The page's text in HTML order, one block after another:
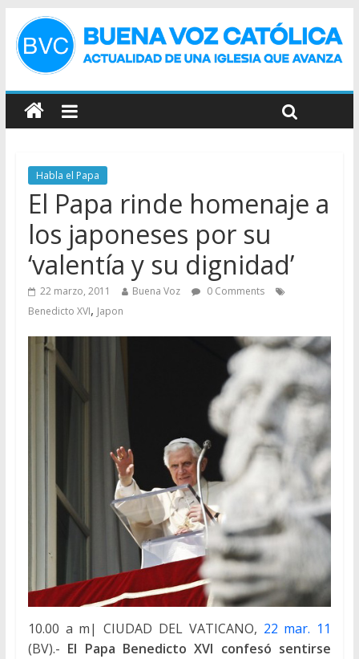
Habla el Papa
El Papa rinde homenaje a
los japoneses por su
‘valentía y su dignidad’
22 marzo, 2011 Buena Voz
0 Comments
Benedicto XVI, Japon
10.00 a m| CIUDAD DEL VATICANO, 22 mar. 11
(BV).- El Papa Benedicto XVI confesó sentirse